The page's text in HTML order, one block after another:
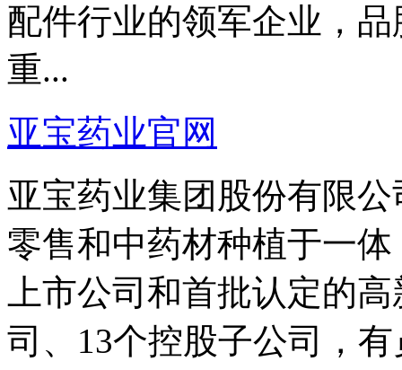
配件行业的领军企业，
重...
亚宝药业官网
亚宝药业集团股份有限
零售和中药材种植于一
上市公司和首批认定的
司、13个控股子公司，